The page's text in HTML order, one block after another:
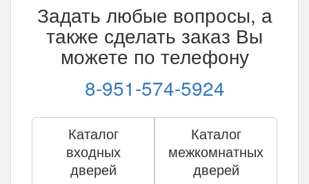
Задать любые вопросы, а
также сделать заказ Вы
можете по телефону
8-951-574-5924
Каталог
входных
дверей
Каталог
межкомнатных
дверей